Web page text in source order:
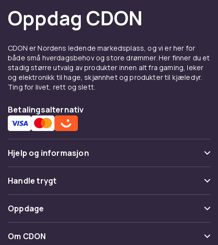
Oppdag CDON
CDON er Nordens ledende markedsplass, og vi er her for
både små hverdagsbehov og store drømmer. Her finner du et
stadig større utvalg av produkter innen alt fra gaming, leker
og elektronikk til hage, skjønnhet og produkter til kjæledyr.
Ting for livet, rett og slett.
Betalingsalternativ
Hjelp og informasjon
Vanlige spørsmål
Spor pakke
Angre & returner her
Kontakt oss
Handle trygt
Betaling
Levering
Oppdage
Kategorier
Om CDON